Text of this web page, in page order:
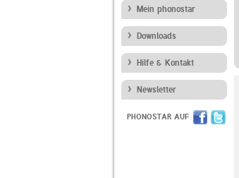
Mein phonostar
Downloads
Hilfe & Kontakt
Newsletter
PHONOSTAR AUF